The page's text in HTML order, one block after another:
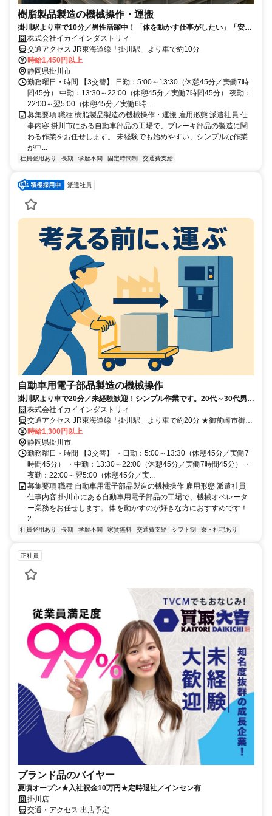
樹脂製品製造の機械操作・運搬
掛川駅より車で10分／男性活躍中！「体を動かす仕事がしたい」「安定
企業で長く働きたい」方にぴったり！
株式会社イカイインダストリィ
交通アクセス JR東海道線「掛川駅」より車で約10分
時給1,450円以上
静岡県掛川市
勤務曜日・時間 【3交替】 日勤：5:00～13:30（休憩45分／実働7時
間45分） 中勤：13:30～22:00（休憩45分／実働7時間45分） 夜勤：
22:00～翌5:00（休憩45分／実働6時...
募集要項 職種 樹脂製品製造の機械操作・運搬 雇用形態 派遣社員 仕
事内容 掛川市にある自動車部品の工場で、ブレーキ部品の製造に関
わる作業をお任せします。 未経験でも始めやすい、シンプルな作業
が中...
社員登用あり 長期 学歴不問 固定時間制 交通費支給
派遣社員
自動車用電子部品製造の機械操作
掛川駅より車で20分／未経験歓迎！シンプル作業です。20代～30代男性
活躍中！年間休日120日◎
株式会社イカイインダストリィ
交通アクセス JR東海道線「掛川駅」より車で約20分 ★御前崎市街地
からも車で15分程度
時給1,300円以上
静岡県掛川市
勤務曜日・時間 【3交替】 ・日勤：5:00～13:30（休憩45分／実働7
時間45分） ・中勤：13:30～22:00（休憩45分／実働7時間45分） ・
夜勤：22:00～翌5:00（休憩45分／実...
募集要項 職種 自動車用電子部品製造の機械操作 雇用形態 派遣社員
仕事内容 掛川市にある自動車用電子部品の工場で、機械オペレータ
ー業務をお任せします。 体を動かすのが好きな方におすすめです！
2...
社員登用あり 長期 学歴不問 家賃無料 交通費支給 シフト制 寮・社宅あり
正社員
ブランド品のバイヤー
夏頃オープン★入社祝金10万円★定時退社／インセン有
掛川店
交通・アクセス 出店予定